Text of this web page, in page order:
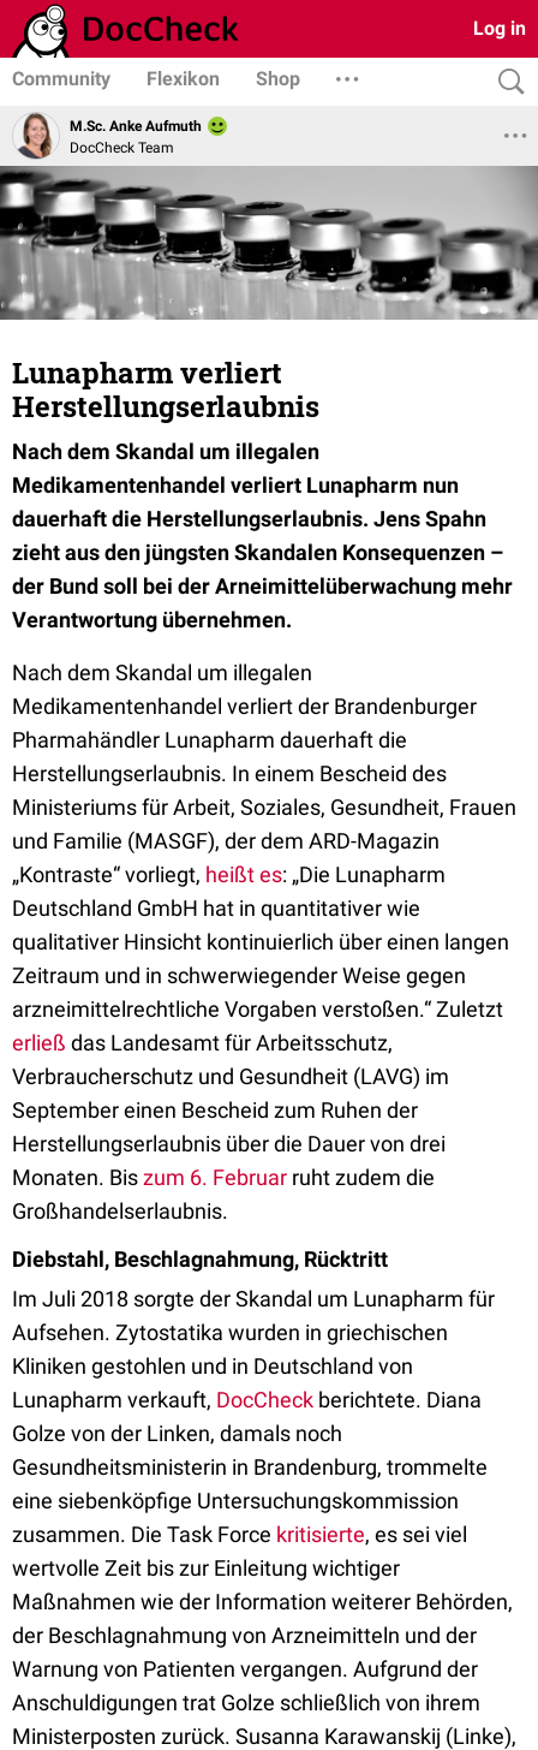
Log in
Community Flexikon Shop
M.Sc. Anke Aufmuth
DocCheck Team
Lunapharm verliert
Herstellungserlaubnis
Nach dem Skandal um illegalen
Medikamentenhandel verliert Lunapharm nun
dauerhaft die Herstellungserlaubnis. Jens Spahn
zieht aus den jüngsten Skandalen Konsequenzen –
der Bund soll bei der Arneimittelüberwachung mehr
Verantwortung übernehmen.
Nach dem Skandal um illegalen
Medikamentenhandel verliert der Brandenburger
Pharmahändler Lunapharm dauerhaft die
Herstellungserlaubnis. In einem Bescheid des
Ministeriums für Arbeit, Soziales, Gesundheit, Frauen
und Familie (MASGF), der dem ARD-Magazin
„Kontraste“ vorliegt, heißt es: „Die Lunapharm
Deutschland GmbH hat in quantitativer wie
qualitativer Hinsicht kontinuierlich über einen langen
Zeitraum und in schwerwiegender Weise gegen
arzneimittelrechtliche Vorgaben verstoßen.“ Zuletzt
erließ das Landesamt für Arbeitsschutz,
Verbraucherschutz und Gesundheit (LAVG) im
September einen Bescheid zum Ruhen der
Herstellungserlaubnis über die Dauer von drei
Monaten. Biszum 6. Februar ruht zudem die
Großhandelserlaubnis.
Diebstahl, Beschlagnahmung, Rücktritt
Im Juli 2018 sorgte der Skandal um Lunapharm für
Aufsehen. Zytostatika wurden in griechischen
Kliniken gestohlen und in Deutschland von
Lunapharm verkauft, DocCheck berichtete. Diana
Golze von der Linken, damals noch
Gesundheitsministerin in Brandenburg, trommelte
eine siebenköpfige Untersuchungskommission
zusammen. Die Task Force kritisierte, es sei viel
wertvolle Zeit bis zur Einleitung wichtiger
Maßnahmen wie der Information weiterer Behörden,
der Beschlagnahmung von Arzneimitteln und der
Warnung von Patienten vergangen. Aufgrund der
Anschuldigungen trat Golze schließlich von ihrem
Ministerposten zurück. Susanna Karawanskij (Linke),